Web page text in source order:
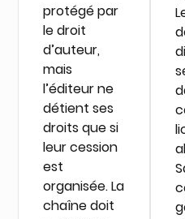
protégé par
le droit
d’auteur,
mais
l’éditeur ne
détient ses
droits que si
leur cession
est
organisée. La
chaîne doit